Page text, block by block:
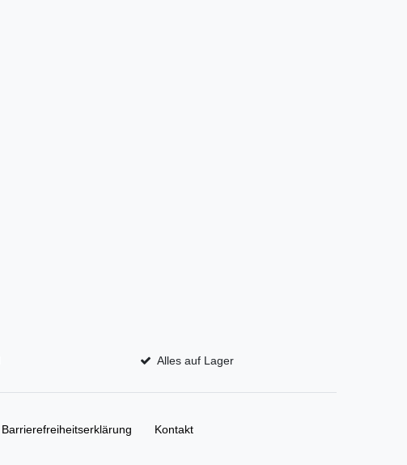
Alles auf Lager
Barrierefreiheitserklärung Kontakt